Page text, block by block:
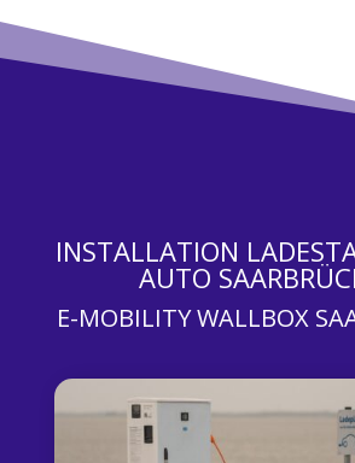
INSTALLATION
AUTO
E-MOBILITY WALLBOX